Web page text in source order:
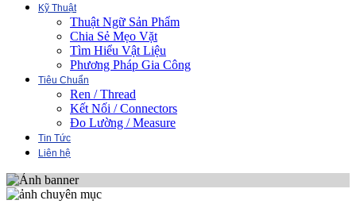
Kỹ Thuật
Thuật Ngữ Sản Phẩm
Chia Sẻ Mẹo Vặt
Tìm Hiểu Vật Liệu
Phương Pháp Gia Công
Tiêu Chuẩn
Ren / Thread
Kết Nối / Connectors
Đo Lường / Measure
Tin Tức
Liên hệ